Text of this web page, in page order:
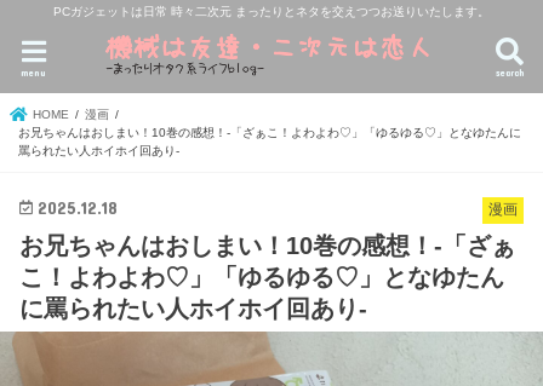
PCガジェットは日常 時々二次元 まったりとネタを交えつつお送りいたします。
search
menu
HOME
漫画
お兄ちゃんはおしまい！10巻の感想！-「ざぁこ！よわよわ♡」「ゆるゆる♡」となゆたんに
罵られたい人ホイホイ回あり-
漫画
2025.12.18
お兄ちゃんはおしまい！10巻の感想！-「ざぁ
こ！よわよわ♡」「ゆるゆる♡」となゆたん
に罵られたい人ホイホイ回あり-